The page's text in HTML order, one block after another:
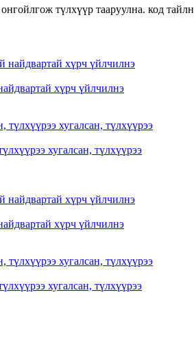
түлхүүр тааруулна. код
хүрч үйлчилнэ
хугалсан, түлхүүрээ
хүрч үйлчилнэ
хугалсан, түлхүүрээ